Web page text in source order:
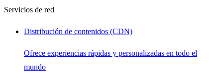
Servicios de red
Distribución de contenidos (CDN)
Ofrece experiencias rápidas y personalizadas en todo el
mundo